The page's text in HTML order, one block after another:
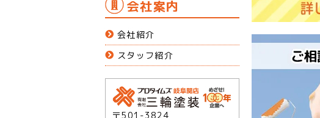
会社案内
会社紹介
スタッフ紹介
〒501-3824